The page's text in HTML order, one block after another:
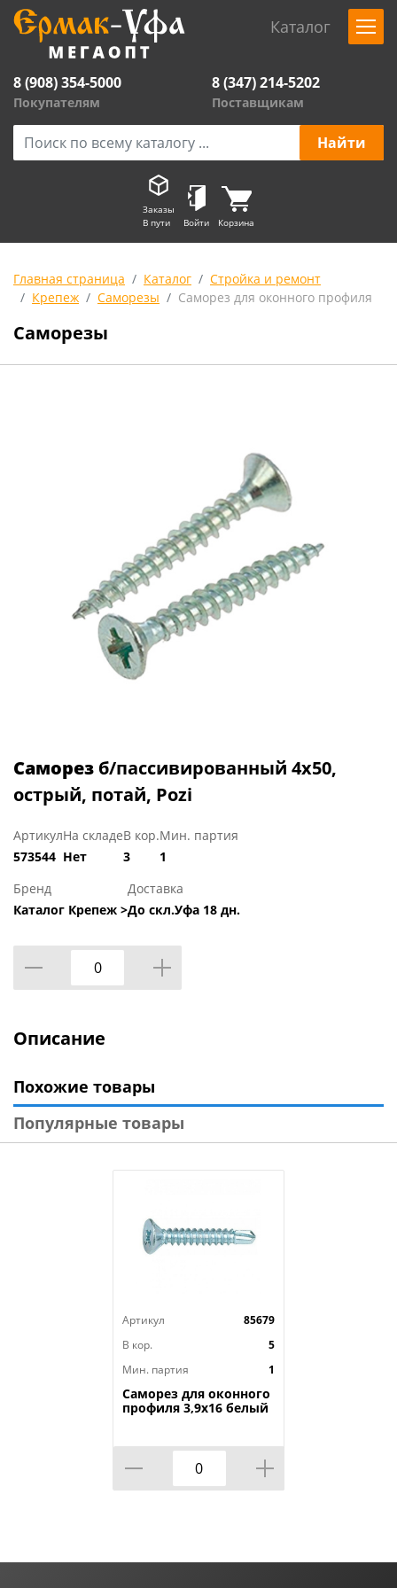
Каталог
8 (908) 354-5000
Покупателям
8 (347) 214-5202
Поставщикам
Заказы
В пути
Войти Корзина
Главная страница Каталог
Стройка и ремонт
Крепеж
Саморезы Саморез для оконного профиля
Саморезы
Саморез б/пассивированный 4х50,
острый, потай, Pozi
Артикул
573544
На складе
Нет
В кор.
3
Мин. партия
1
Бренд
Каталог Крепеж >
Доставка
До скл.Уфа 18 дн.
Описание
Похожие товары
Популярные товары
Артикул
85679
В кор.
5
Мин. партия
1
Саморез для оконного
профиля 3,9х16 белый